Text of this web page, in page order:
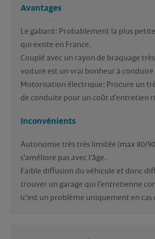
Avantages
Le gabarit: Probablement la plus petite
qui existe en France.
Couplé avec un rayon de braquage
voiture est un vrai bonheur à conduire
Motorisation électrique: Procure un
de conduite pour un coût d'entretien
Inconvénients
Autonomie très très limitée (max 80/
s'améliore pas avec l'âge.
Faible diffusion du véhicule et donc
trouver un garage qui l'entretienne
(c'est un problème uniquement en cas